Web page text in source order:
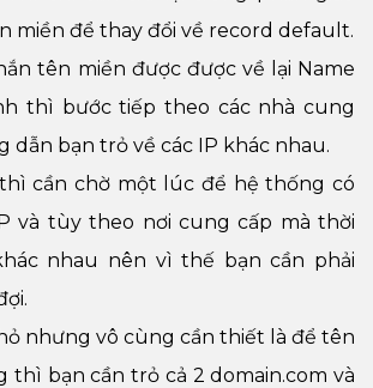
miền để thay đổi về record default.
tên miền được được về lại Name
thì bước tiếp theo các nhà cung
dẫn bạn trỏ về các IP khác nhau.
cần chờ một lúc để hệ thống có
và tùy theo nơi cung cấp mà thời
nhau nên vì thế bạn cần phải
nhưng vô cùng cần thiết là để tên
thì bạn cần trỏ cả 2 domain.com và